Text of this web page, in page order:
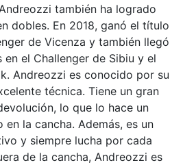
también ha logrado
dobles. En 2018, ganó el título
de Vicenza y también llegó
el Challenger de Sibiu y el
Andreozzi es conocido por su
técnica. Tiene un gran
lo que lo hace un
la cancha. Además, es un
y siempre lucha por cada
de la cancha, Andreozzi es